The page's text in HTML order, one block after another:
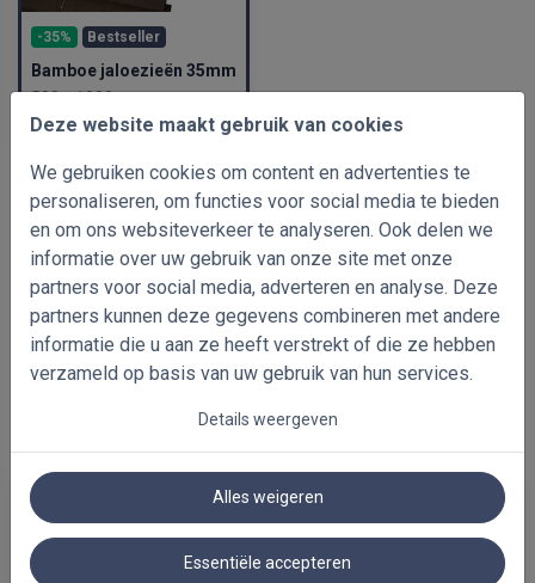
Deze website maakt gebruik van cookies
We gebruiken cookies om content en advertenties te
personaliseren, om functies voor social media te bieden
en om ons websiteverkeer te analyseren. Ook delen we
informatie over uw gebruik van onze site met onze
partners voor social media, adverteren en analyse. Deze
partners kunnen deze gegevens combineren met andere
informatie die u aan ze heeft verstrekt of die ze hebben
verzameld op basis van uw gebruik van hun services.
Details weergeven
Alles weigeren
Essentiële accepteren
-35% Bestseller
Bamboe jaloezieën 35mm
500 x 1000mm
€ 86.72€ 133.41 incl. btw
Veelgestelde vragen